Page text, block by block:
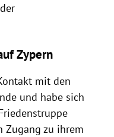
Zypern
mit den
und habe sich
Zugang zu ihrem